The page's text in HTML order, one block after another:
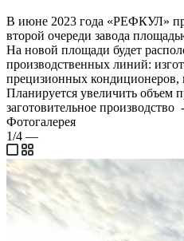
В июне 2023 года «РЕФКУЛ»
второй очереди завода
На новой площади будет
производственных линий:
прецизионных кондиционеров,
Планируется увеличить объем
заготовительное производство
Фотогалерея
1/4 —